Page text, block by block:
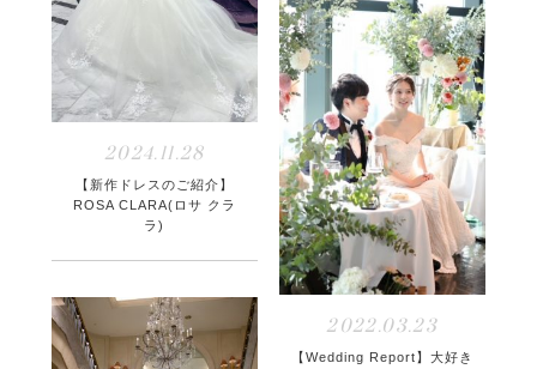
2024.11.28
【新作ドレスのご紹介】
ROSA CLARA(ロサ クラ
ラ)
2022.03.23
【Wedding Report】大好き